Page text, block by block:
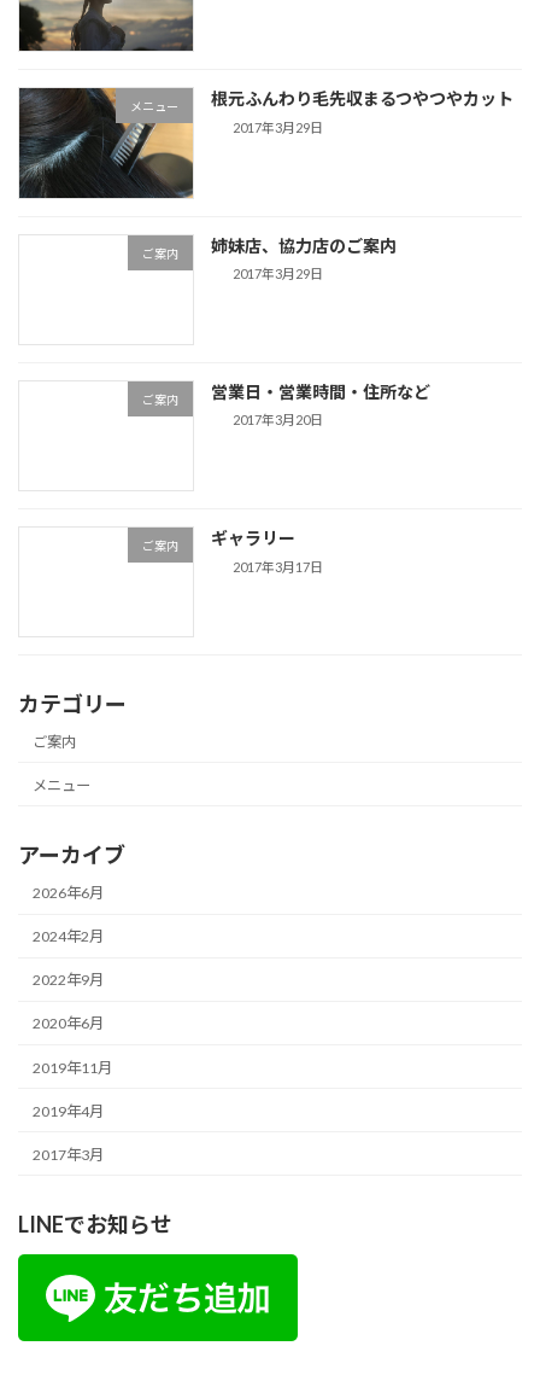
メニュー 根元ふんわり毛先収まるつやつやカット
2017年3月29日
ご案内 姉妹店、協力店のご案内
2017年3月29日
ご案内 営業日・営業時間・住所など
2017年3月20日
ご案内 ギャラリー
2017年3月17日
カテゴリー
ご案内
メニュー
アーカイブ
2026年6月
2024年2月
2022年9月
2020年6月
2019年11月
2019年4月
2017年3月
LINEでお知らせ